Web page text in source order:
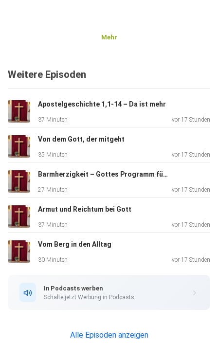
Mehr
Weitere Episoden
Apostelgeschichte 1,1-14 – Da ist mehr
37 Minuten vor 17 Stunden
Von dem Gott, der mitgeht
35 Minuten vor 17 Stunden
Barmherzigkeit – Gottes Programm für eine bessere Welt
27 Minuten vor 17 Stunden
Armut und Reichtum bei Gott
37 Minuten vor 17 Stunden
Vom Berg in den Alltag
30 Minuten vor 17 Stunden
In Podcasts werben
Schalte jetzt Werbung in Podcasts.
Alle Episoden anzeigen